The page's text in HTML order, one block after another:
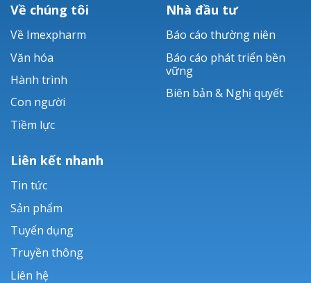
Về chúng tôi
Về Imexpharm
Văn hóa
Hành trình
Con người
Tiềm lực
Nhà đầu tư
Báo cáo thường niên
Báo cáo phát triển bền
vững
Biên bản & Nghị quyết
Liên kết nhanh
Tin tức
Sản phẩm
Tuyển dụng
Truyền thông
Liên hệ